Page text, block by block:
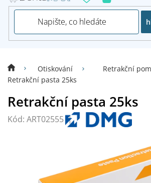
Otiskování
Retrakční
Retrakční pasta 25ks
Retrakční pasta 25ks
Kód: ART02555